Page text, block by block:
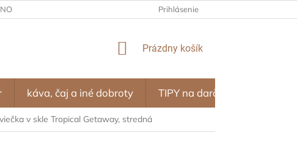
PROGRAM – ZĽAVY ZA NÁKUPY OBCHODNÉ PODMIENKY
Prihlásenie
NÁKUPNÝ
Prázdny košík
káva, čaj a iné dobroty TIPY na darčeky
v skle Tropical Getaway, stredná